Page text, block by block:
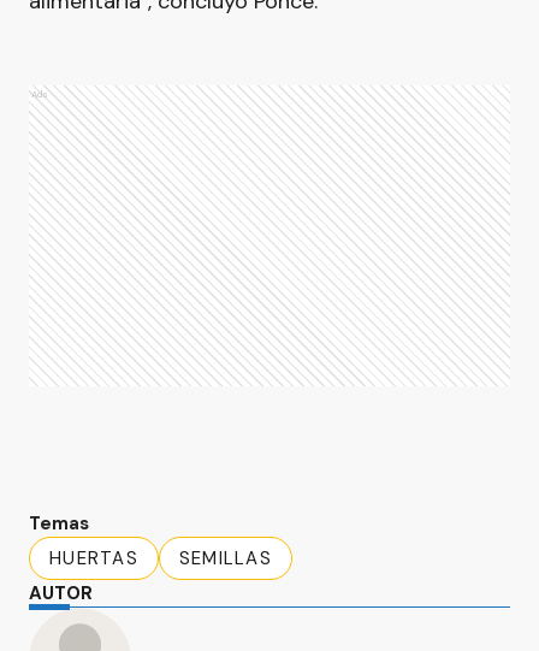
Ads
Temas
HUERTAS
SEMILLAS
AUTOR